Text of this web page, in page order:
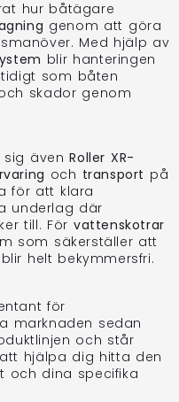
hur båtägare
genom att göra
Med hjälp av
blir hanteringen
som båten
skador genom
sig ävenRoller XR-
och transport på
för att klara
underlag där
till. Förvattenskotrar
som säkerställer att
helt bekymmersfri.
för
marknaden sedan
och står
hjälpa dig hitta den
och dina specifika